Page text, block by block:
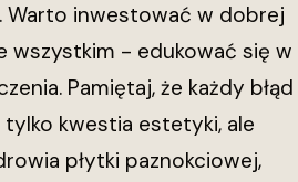
Warto inwestować w dobrej
wszystkim - edukować się w
Pamiętaj, że każdy błąd
kwestia estetyki, ale
płytki paznokciowej,